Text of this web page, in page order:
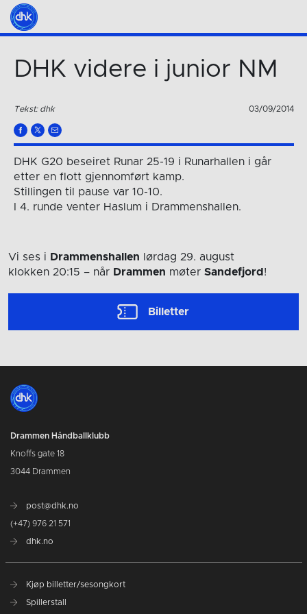
DHK videre i junior NM
Tekst: dhk 03/09/2014
DHK G20 beseiret Runar 25-19 i Runarhallen i går
etter en flott gjennomført kamp.
Stillingen til pause var 10-10.
I 4. runde venter Haslum i Drammenshallen.
Vi ses i Drammenshallen lørdag 29. august
klokken 20:15 – når Drammen møter Sandefjord !
Billetter
Drammen Håndballklubb
Knoffs gate 18
3044 Drammen
post@dhk.no
(+47) 976 21 571
dhk.no
Kjøp billetter/sesongkort
Spillerstall